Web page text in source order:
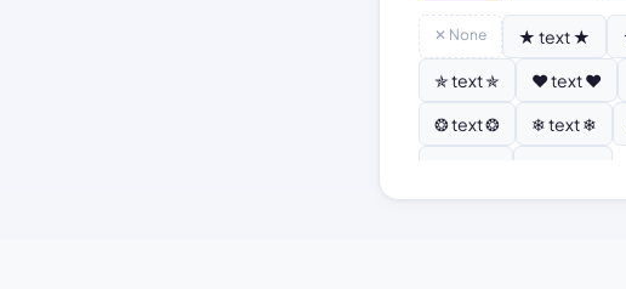
✕ None ★ text ★
✯ text ✯
♥ text ♥
❂ text ❂
❄ text ❄